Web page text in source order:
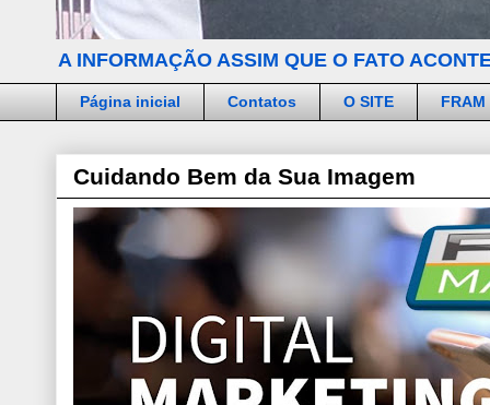
A INFORMAÇÃO ASSIM QUE O FATO
Página inicial Contatos O SITE FRAM
Cuidando Bem da Sua Imagem